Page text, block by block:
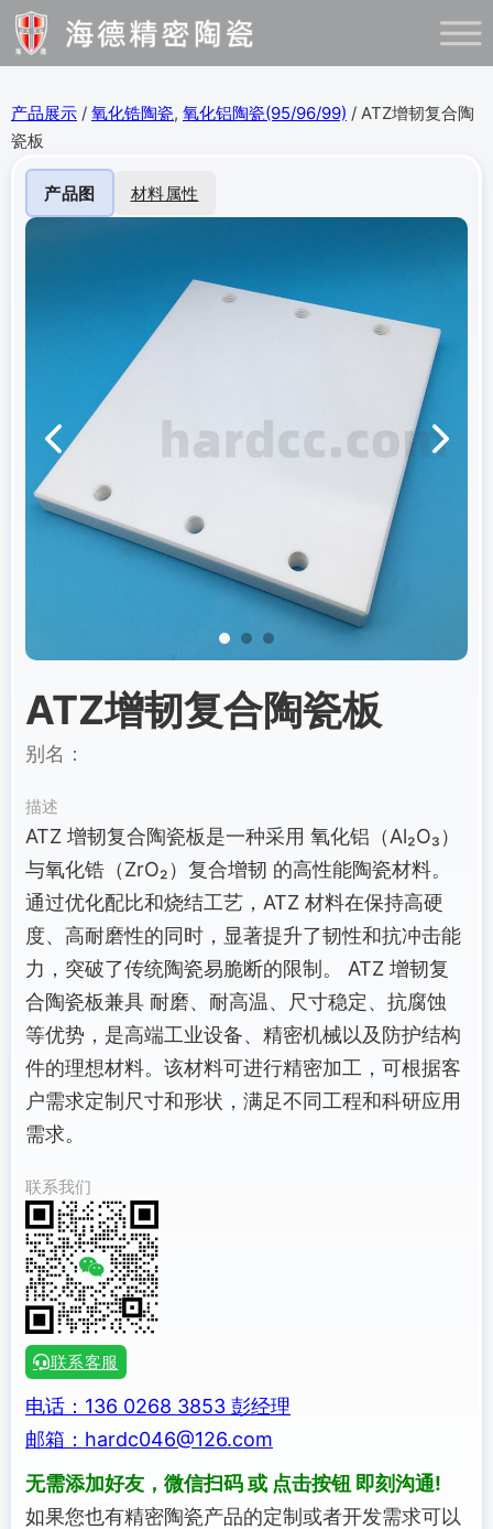
产品展示 / 氧化锆陶瓷, 氧化铝陶瓷(95/96/99) / ATZ增韧复合陶
瓷板
产品图 材料属性
ATZ增韧复合陶瓷板
别名：
描述
ATZ 增韧复合陶瓷板是一种采用 氧化铝（Al₂O₃）
与氧化锆（ZrO₂）复合增韧 的高性能陶瓷材料。
通过优化配比和烧结工艺，ATZ 材料在保持高硬
度、高耐磨性的同时，显著提升了韧性和抗冲击能
力，突破了传统陶瓷易脆断的限制。 ATZ 增韧复
合陶瓷板兼具 耐磨、耐高温、尺寸稳定、抗腐蚀
等优势，是高端工业设备、精密机械以及防护结构
件的理想材料。该材料可进行精密加工，可根据客
户需求定制尺寸和形状，满足不同工程和科研应用
需求。
联系我们
联系客服
电话：136 0268 3853 彭经理
邮箱：hardc046@126.com
无需添加好友，微信扫码 或 点击按钮 即刻沟通!
如果您也有精密陶瓷产品的定制或者开发需求可以